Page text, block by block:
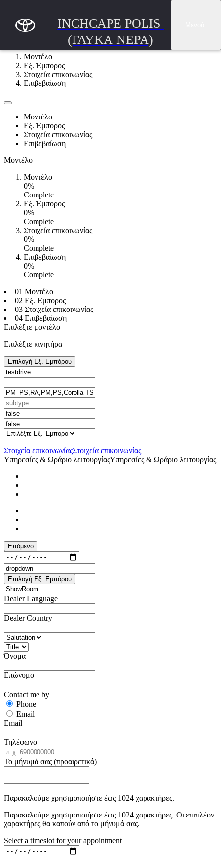
INCHCAPE POLIS
(ΓΛΥΚΆ ΝΕΡΆ)
ΚΛΕΙΣΤΕ TEST DRIVE
Μοντέλο
Εξ. Έμπορος
Στοιχεία επικοινωνίας
Επιβεβαίωση
Μοντέλο
Εξ. Έμπορος
Στοιχεία επικοινωνίας
Επιβεβαίωση
Μοντέλο
Μοντέλο
0%
Complete
Εξ. Έμπορος
0%
Complete
Στοιχεία επικοινωνίας
0%
Complete
Επιβεβαίωση
0%
Complete
01 Μοντέλο
02 Εξ. Έμπορος
03 Στοιχεία επικοινωνίας
04 Επιβεβαίωση
Επιλέξτε μοντέλο
Επιλέξτε κινητήρα
Επιλογή Εξ. Εμπόρου
Στοιχεία επικοινωνίαςΣτοιχεία επικοινωνίας
Υπηρεσίες & Ωράριο λειτουργίαςΥπηρεσίες & Ωράριο λειτουργίας
Επόμενο
Επιλογή Εξ. Εμπόρου
Dealer Language
Dealer Country
Όνομα
Επώνυμο
Contact me by
Phone
Email
Email
Τηλέφωνο
Το μήνυμά σας (προαιρετικά)
Παρακαλούμε χρησιμοποιήστε έως 1024 χαρακτήρες.
Παρακαλούμε χρησιμοποιήστε έως 1024 χαρακτήρες. Οι επιπλέον
χαρακτήρες θα καπούν από το μήνυμά σας.
Select a timeslot for your appointment